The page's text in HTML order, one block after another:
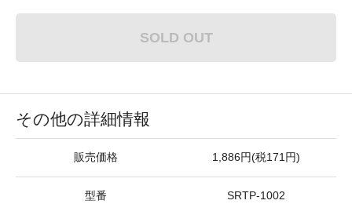
SOLD OUT
その他の詳細情報
販売価格 1,886円(税171円)
型番 SRTP-1002